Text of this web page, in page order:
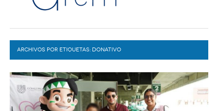
TORREÓN
GÓMEZ PALACIO
LERDO
COAHUILA
DURANGO
DEPORTES
EXA
EL EXACTO
COLABORADORES
PC29
ACTUALIDADES GREM
ARCHIVOS POR ETIQUETAS: DONATIVO